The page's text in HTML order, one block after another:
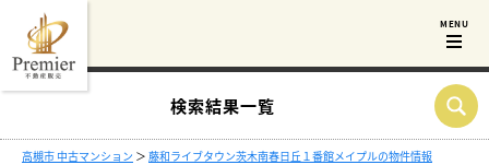
検索結果一覧
高槻市 中古マンション ＞ 藤和ライブタウン茨木南春日丘１番館メイプルの物件情報